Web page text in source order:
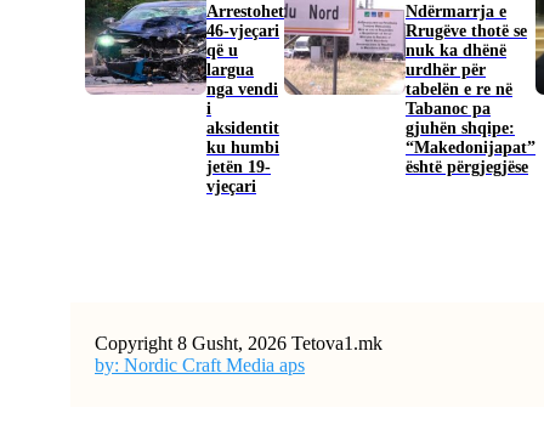
Arrestohet
46-vjeçari
që u
largua
nga vendi
i
aksidentit
ku humbi
jetën 19-
vjeçari
Ndërmarrja e
Rrugëve thotë se
nuk ka dhënë
urdhër për
tabelën e re në
Tabanoc pa
gjuhën shqipe:
“Makedonijapat”
është përgjegjëse
Copyright 8 Gusht, 2026 Tetova1.mk
by: Nordic Craft Media aps